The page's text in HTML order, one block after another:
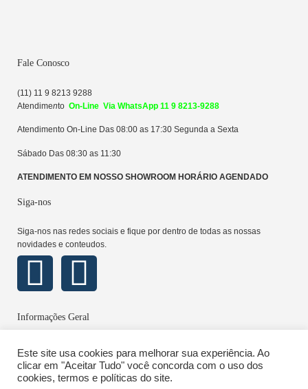
Fale Conosco
(11) 11 9 8213 9288
Atendimento On-Line Via WhatsApp 11 9 8213-9288
Atendimento On-Line Das 08:00 as 17:30 Segunda a Sexta
Sábado Das 08:30 as 11:30
ATENDIMENTO EM NOSSO SHOWROOM HORÁRIO AGENDADO
Siga-nos
Siga-nos nas redes sociais e fique por dentro de todas as nossas
novidades e conteudos.
Informações Geral
Política de Privacidade
Locação e Pagamento
Este site usa cookies para melhorar sua experiência. Ao
clicar em "Aceitar Tudo" você concorda com o uso dos
cookies, termos e políticas do site.